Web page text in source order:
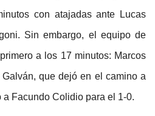
con atajadas ante Lucas
Sin embargo, el equipo de
a los 17 minutos: Marcos
que dejó en el camino a
Facundo Colidio para el 1-0.